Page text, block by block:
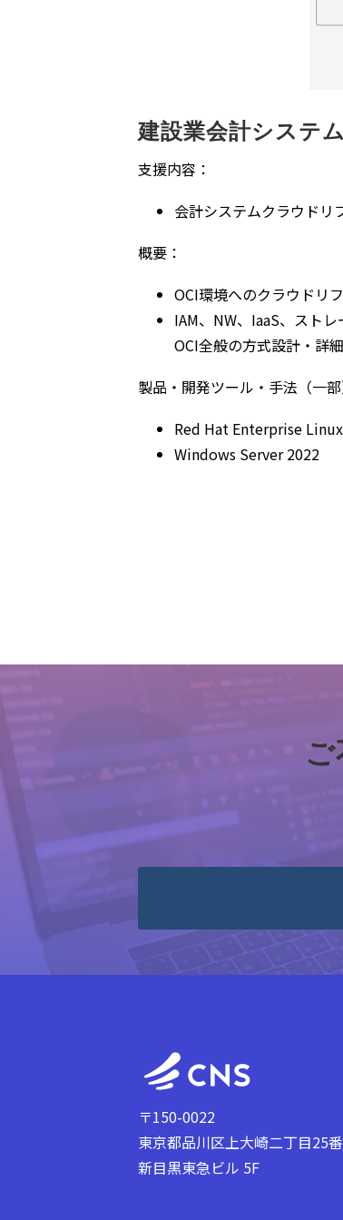
建設業会計システ
支援内容：
会計システムクラウドリ
概要：
OCI環境へのクラウドリ
IAM、NW、IaaS、スト
OCI全般の方式設計・詳
製品・開発ツール・手法（一部
Red Hat Enterprise
Windows Server 2022
〒150-0022
東京都品川区上大崎二丁目25
新目黒東急ビル 5F